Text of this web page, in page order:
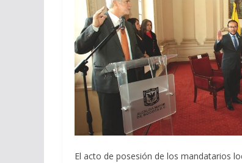
El acto de posesión de los mandatarios